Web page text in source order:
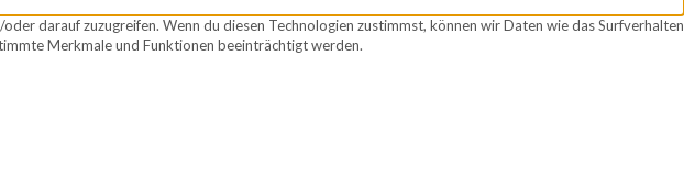
darauf zuzugreifen. Wenn du diesen Technologien zustimmst, können wir Daten wie das Surfverhalten
Merkmale und Funktionen beeinträchtigt werden.